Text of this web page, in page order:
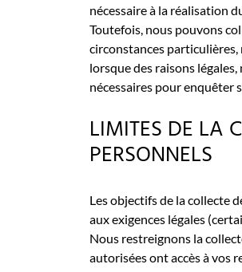
nécessaire à la réalisation
Toutefois, nous pouvons
circonstances
lorsque des raisons
nécessaires pour enquêter
LIMITES DE LA
PERSONNELS
Les objectifs de la collecte
aux exigences légales
Nous restreignons la
autorisées ont accès à vos